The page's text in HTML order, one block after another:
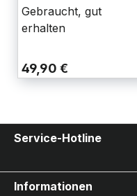
Gebraucht, gut
erhalten
49,90 €
Service-Hotline
Informationen